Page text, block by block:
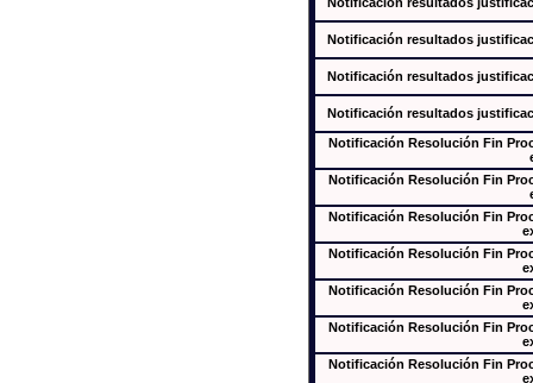
Notificación resultados
Notificación resultados
Notificación resultados
Notificación Resolución Fin
Notificación Resolución Fin
Notificación Resolución Fin
Notificación Resolución Fin
Notificación Resolución Fin
Notificación Resolución Fin
Notificación Resolución Fin